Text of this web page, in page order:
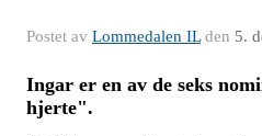
Postet av Lommedalen ILden 5.
Ingar er en av de seks
hjerte".